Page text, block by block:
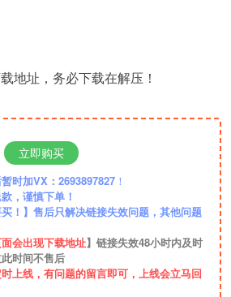
地址，务必下载在解压！
立即购买
时加VX：2693897827 ！
，谨慎下单！
买！】售后只解决链接失效问题，其他问题
会出现下载地址】链接失效48小时内及时
时间不售后
上线，有问题的留言即可，上线会立马回